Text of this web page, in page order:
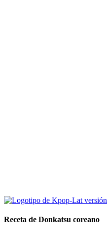
Receta de Donkatsu coreano